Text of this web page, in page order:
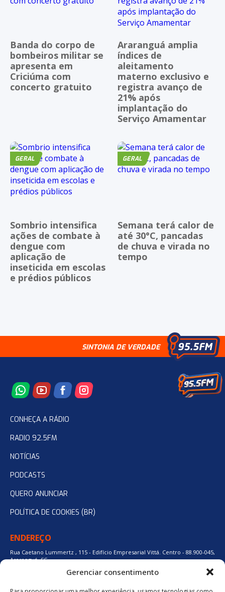
Gerenciar consentimento
Banda do corpo de
bombeiros militar se
apresenta em
Criciúma com
concerto gratuito
Araranguá amplia
índices de
aleitamento
materno exclusivo e
registra avanço de
21% após
implantação do
Serviço Amamentar
GERAL
Sombrio intensifica
ações de combate à
dengue com
aplicação de
inseticida em escolas
e prédios públicos
GERAL
Semana terá calor de
até 30°C, pancadas
de chuva e virada no
tempo
SINTONIA DE VERDADE
CONHEÇA A RÁDIO
RADIO 92.5FM
NOTÍCIAS
PODCASTS
QUERO ANUNCIAR
POLÍTICA DE COOKIES (BR)
ENDEREÇO
Rua Caetano Lummertz , 115 - Edifício Empresarial Vittá. Centro - 88.900-045,
Araranguá, SC.